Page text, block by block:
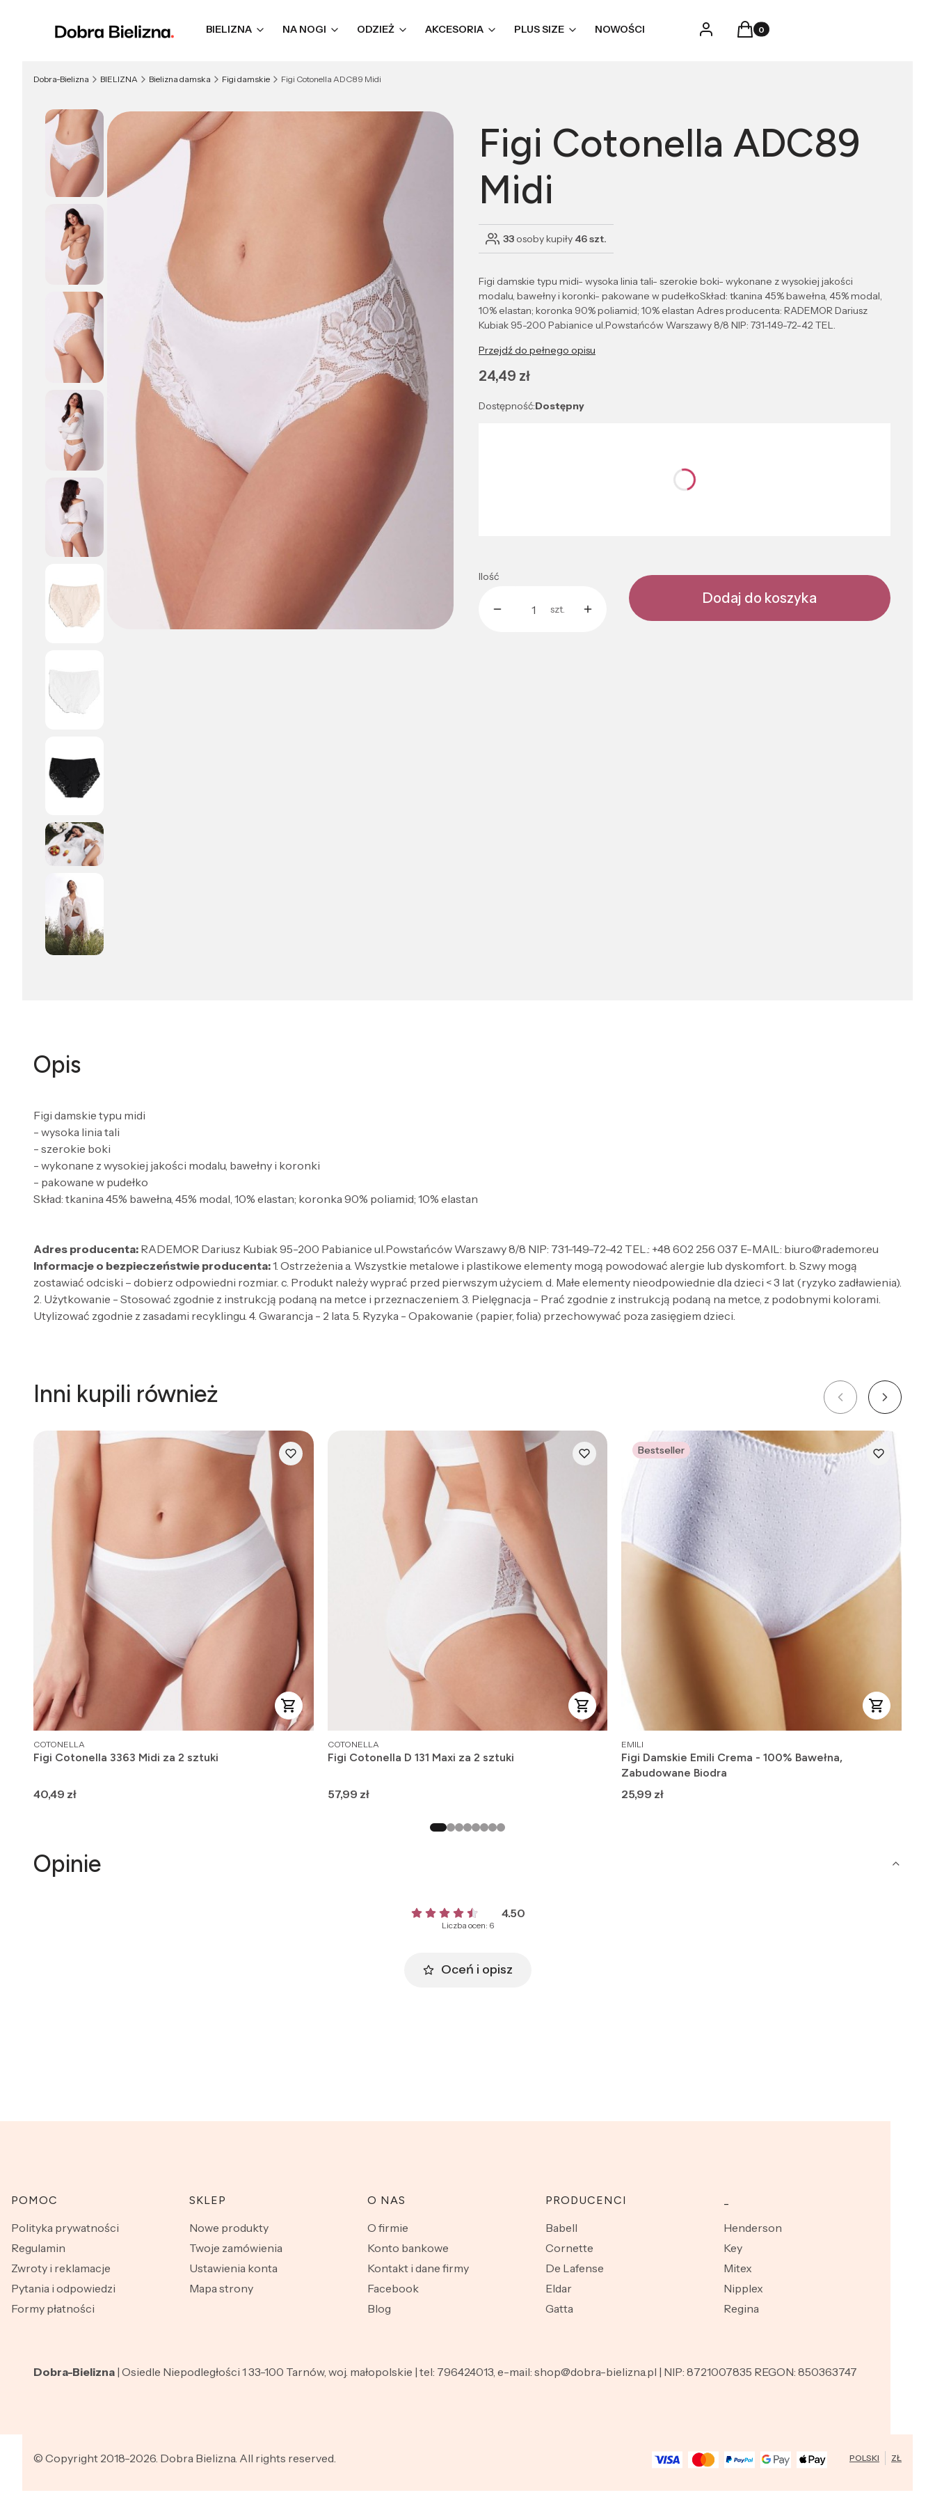
BIELIZNA NA NOGI ODZIEŻ AKCESORIA PLUS SIZE NOWOŚCI Zaloguj sięProdukty w koszyku: 0. Zobacz
Koszyk
Dobra-Bielizna BIELIZNA Bielizna damska Figi damskie Figi Cotonella ADC89 Midi
Figi Cotonella ADC89
Midi
33 osoby kupiły 46 szt.
Figi damskie typu midi- wysoka linia tali- szerokie boki- wykonane z wysokiej jakości
modalu, bawełny i koronki- pakowane w pudełkoSkład: tkanina 45% bawełna, 45% modal,
10% elastan; koronka 90% poliamid; 10% elastan Adres producenta: RADEMOR Dariusz
Kubiak 95-200 Pabianice ul.Powstańców Warszawy 8/8 NIP: 731-149-72-42 TEL.
Przejdź do pełnego opisu
Cena
24,49 zł
Dostępność:Dostępny
Ilość
szt.
Dodaj do koszyka
Opis
Figi damskie typu midi
- wysoka linia tali
- szerokie boki
- wykonane z wysokiej jakości modalu, bawełny i koronki
- pakowane w pudełko
Skład: tkanina 45% bawełna, 45% modal, 10% elastan; koronka 90% poliamid; 10% elastan
Adres producenta: RADEMOR Dariusz Kubiak 95-200 Pabianice ul.Powstańców Warszawy 8/8 NIP: 731-149-72-42 TEL.: +48 602 256 037 E-MAIL: biuro@rademor.eu
Informacje o bezpieczeństwie producenta:1. Ostrzeżenia a. Wszystkie metalowe i plastikowe elementy mogą powodować alergie lub dyskomfort. b. Szwy mogą
zostawiać odciski – dobierz odpowiedni rozmiar. c. Produkt należy wyprać przed pierwszym użyciem. d. Małe elementy nieodpowiednie dla dzieci < 3 lat (ryzyko zadławienia).
2. Użytkowanie - Stosować zgodnie z instrukcją podaną na metce i przeznaczeniem. 3. Pielęgnacja - Prać zgodnie z instrukcją podaną na metce, z podobnymi kolorami.
Utylizować zgodnie z zasadami recyklingu. 4. Gwarancja - 2 lata. 5. Ryzyka - Opakowanie (papier, folia) przechowywać poza zasięgiem dzieci.
Inni kupili również
PRODUCENT
COTONELLA
Figi Cotonella 3363 Midi za 2 sztuki
Cena
40,49 zł
PRODUCENT
COTONELLA
Figi Cotonella D 131 Maxi za 2 sztuki
Cena
57,99 zł
Bestseller
PRODUCENT
EMILI
Figi Damskie Emili Crema - 100% Bawełna,
Zabudowane Biodra
Cena
25,99 zł
Opinie
4.50
Liczba ocen: 6
Oceń i opisz
Linki w stopce
POMOC
Polityka prywatności
Regulamin
Zwroty i reklamacje
Pytania i odpowiedzi
Formy płatności
SKLEP
Nowe produkty
Twoje zamówienia
Ustawienia konta
Mapa strony
O NAS
O firmie
Konto bankowe
Kontakt i dane firmy
Facebook
Blog
PRODUCENCI
Babell
Cornette
De Lafense
Eldar
Gatta
Henderson
Key
Mitex
Nipplex
Regina
Dobra-Bielizna | Osiedle Niepodległości 1 33-100 Tarnów, woj. małopolskie | tel: 796424013, e-mail: shop@dobra-bielizna.pl | NIP: 8721007835 REGON: 850363747
© Copyright 2018-2026. Dobra Bielizna. All rights reserved. POLSKI ZŁ